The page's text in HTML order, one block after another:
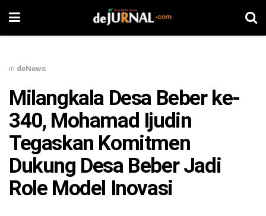
in deNews
Milangkala Desa Beber ke-
340, Mohamad Ijudin
Tegaskan Komitmen
Dukung Desa Beber Jadi
Role Model Inovasi